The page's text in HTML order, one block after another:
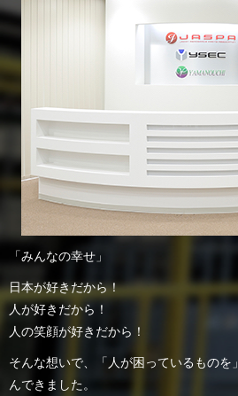
「みんなの幸せ」
日本が好きだから！
人が好きだから！
人の笑顔が好きだから！
そんな想いで、「人が困っているものを
んできました。